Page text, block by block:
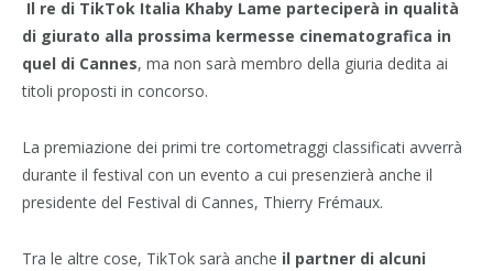
Il re di TikTok Italia Khaby Lame parteciperà in qualità
di giurato alla prossima kermesse cinematografica in
quel di Cannes, ma non sarà membro della giuria dedita ai
titoli proposti in concorso.
La premiazione dei primi tre cortometraggi classificati avverrà
durante il festival con un evento a cui presenzierà anche il
presidente del Festival di Cannes, Thierry Frémaux.
Tra le altre cose, TikTok sarà anche il partner di alcuni